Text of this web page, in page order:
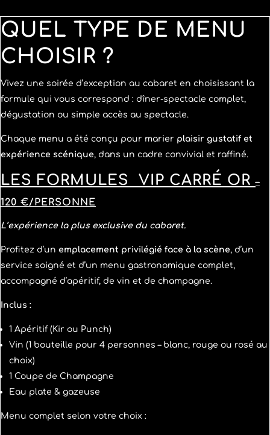
QUEL TYPE DE MENU
CHOISIR ?
Vivez une soirée d’exception au cabaret en choisissant la
formule qui vous correspond : dîner-spectacle complet,
dégustation ou simple accès au spectacle.
Chaque menu a été conçu pour marier plaisir gustatif et
expérience scénique, dans un cadre convivial et raffiné.
LES FORMULES VIP CARRÉ OR–
120 €/PERSONNE
L’expérience la plus exclusive du cabaret.
Profitez d’un emplacement privilégié face à la scène, d’un
service soigné et d’un menu gastronomique complet,
accompagné d’apéritif, de vin et de champagne.
Inclus :
1 Apéritif (Kir ou Punch)
Vin (1 bouteille pour 4 personnes – blanc, rouge ou rosé au
choix)
1 Coupe de Champagne
Eau plate & gazeuse
Menu complet selon votre choix :